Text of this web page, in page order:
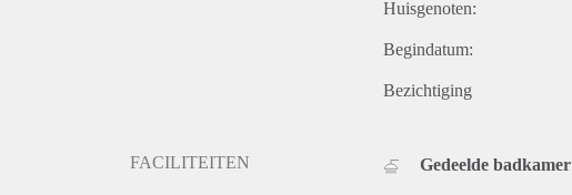
Huisgenoten:
Begindatum:
Bezichtiging
FACILITEITEN Gedeelde badkamer